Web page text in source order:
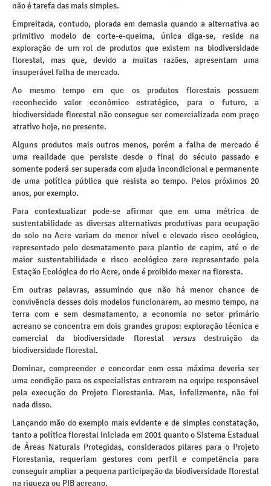
não é tarefa das mais simples.
Empreitada, contudo, piorada em demasia quando a alternativa ao
primitivo modelo de corte-e-queima, única diga-se, reside na
exploração de um rol de produtos que existem na biodiversidade
florestal, mas que, devido a muitas razões, apresentam uma
insuperável falha de mercado.
Ao mesmo tempo em que os produtos florestais possuem
reconhecido valor econômico estratégico, para o futuro, a
biodiversidade florestal não consegue ser comercializada com preço
atrativo hoje, no presente.
Alguns produtos mais outros menos, porém a falha de mercado é
uma realidade que persiste desde o final do século passado e
somente poderá ser superada com ajuda incondicional e permanente
de uma política pública que resista ao tempo. Pelos próximos 20
anos, por exemplo.
Para contextualizar pode-se afirmar que em uma métrica de
sustentabilidade as diversas alternativas produtivas para ocupação
do solo no Acre variam do menor nível e elevado risco ecológico,
representado pelo desmatamento para plantio de capim, até o de
maior sustentabilidade e risco ecológico zero representado pela
Estação Ecológica do rio Acre, onde é proibido mexer na floresta.
Em outras palavras, assumindo que não há menor chance de
convivência desses dois modelos funcionarem, ao mesmo tempo, na
terra com e sem desmatamento, a economia no setor primário
acreano se concentra em dois grandes grupos: exploração técnica e
comercial da biodiversidade florestal versusdestruição da
biodiversidade florestal.
Dominar, compreender e concordar com essa máxima deveria ser
uma condição para os especialistas entrarem na equipe responsável
pela execução do Projeto Florestania. Mas, infelizmente, não foi
nada disso.
Lançando mão do exemplo mais evidente e de simples constatação,
tanto a política florestal iniciada em 2001 quanto o Sistema Estadual
de Áreas Naturais Protegidas, considerados pilares para o Projeto
Florestania, requeriam gestores com perfil e competência para
conseguir ampliar a pequena participação da biodiversidade florestal
na riqueza ou PIB acreano.